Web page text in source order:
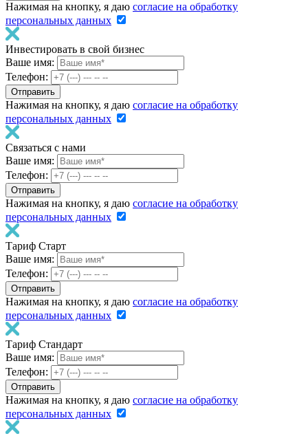
Нажимая на кнопку, я даю согласие на обработку
персональных данных
Инвестировать в свой бизнес
Ваше имя:
Телефон:
Нажимая на кнопку, я даю согласие на обработку
персональных данных
Связаться с нами
Ваше имя:
Телефон:
Нажимая на кнопку, я даю согласие на обработку
персональных данных
Тариф Старт
Ваше имя:
Телефон:
Нажимая на кнопку, я даю согласие на обработку
персональных данных
Тариф Стандарт
Ваше имя:
Телефон:
Нажимая на кнопку, я даю согласие на обработку
персональных данных